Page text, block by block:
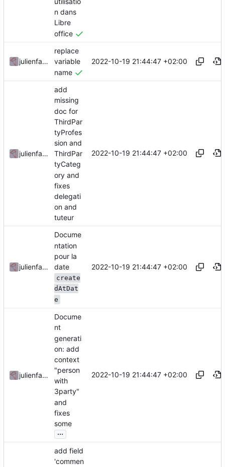
n dans
Libre
office
julienfastre
replace
variable
name
2022-10-19 21:44:47 +02:00
julienfastre
add
missing
doc for
ThirdPar
tyProfes
sion and
ThirdPar
tyCateg
ory and
fixes
delegati
on and
tuteur
2022-10-19 21:44:47 +02:00
julienfastre
Docume
ntation
pour la
date
create
dAtDat
e
2022-10-19 21:44:47 +02:00
julienfastre
Docume
nt
generati
on: add
context
"person
with
3party"
and
fixes
some
...
2022-10-19 21:44:47 +02:00
add field
'commen